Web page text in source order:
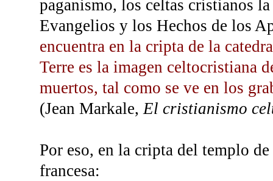
paganismo, los celtas cristianos
Evangelios y los Hechos de los
encuentra en la cripta de la
Terre es la imagen celtocristiana
muertos, tal como se ve en los
(Jean Markale,El cristianismo
Por eso, en la cripta del templo
francesa: